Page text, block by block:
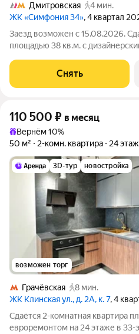
Дмитровская
4 мин.
ЖК «Симфония 34», 4 квартал
Заезд возможен с 15.08.2026.
площадью 38 кв.м. с
машина
Снять
110 500 ₽ в месяц
Вернём 10%
50 м²
2-комн. квартира 24
3D-тур новостройка
возможен торг
Грачёвская
8 мин.
ЖК Клинская ул., д. 2А, к. 7, 4
Сдаётся 2-комнатная квартира
евроремонтом на 24 этаже в 33-